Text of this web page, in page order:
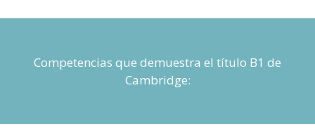
Competencias que demuestra el título B1 de
Cambridge: